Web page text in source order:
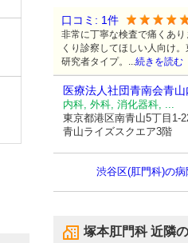
口コミ: 1件
非常に丁寧な検査で痛くあ
くり診察してほしい人向け
研究者タイプ。...続きを読む
医療法人社団青南会青山
内科, 外科, 消化器科, ...
東京都港区南青山5丁目1-
青山ライズスクエア3階
渋谷区(肛門科)の
塚本肛門科近隣